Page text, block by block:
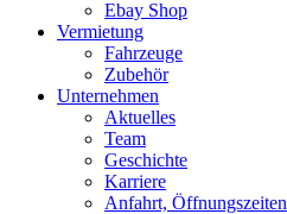
Ebay Shop
Vermietung
Fahrzeuge
Zubehör
Unternehmen
Aktuelles
Team
Geschichte
Karriere
Anfahrt, Öffnungszeiten